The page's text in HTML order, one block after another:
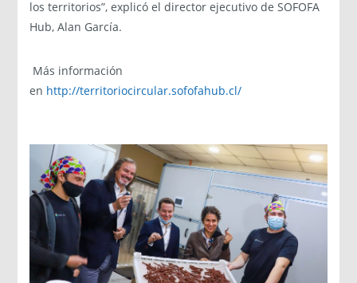
los territorios”, explicó el director ejecutivo de SOFOFA
Hub, Alan García.
Más información
en http://territoriocircular.sofofahub.cl/